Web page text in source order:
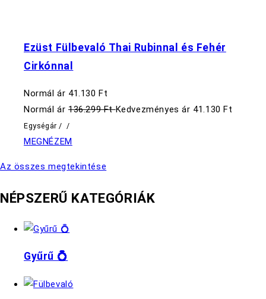
Ezüst Fülbevaló Thai Rubinnal és Fehér
Cirkónnal
Normál ár 41.130 Ft
Normál ár 136.299 FtKedvezményes ár 41.130 Ft
Egységár / /
MEGNÉZEM
Az összes megtekintése
NÉPSZERŰ KATEGÓRIÁK
Gyűrű 💍